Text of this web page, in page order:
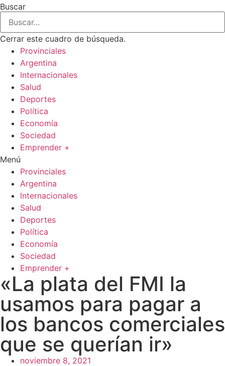
Buscar
Cerrar este cuadro de búsqueda.
Provinciales
Argentina
Internacionales
Salud
Deportes
Política
Economía
Sociedad
Emprender +
Menú
Provinciales
Argentina
Internacionales
Salud
Deportes
Política
Economía
Sociedad
Emprender +
«La plata del FMI la
usamos para pagar a
los bancos comerciales
que se querían ir»
noviembre 8, 2021